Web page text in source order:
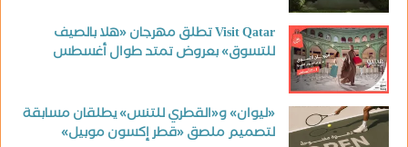
Visit Qatar تطلق مهرجان «هلا بالصيف
للتسوق» بعروض تمتد طوال أغسطس
«ليوان» و«القطري للتنس» يطلقان مسابقة
لتصميم ملصق «قطر إكسون موبيل»